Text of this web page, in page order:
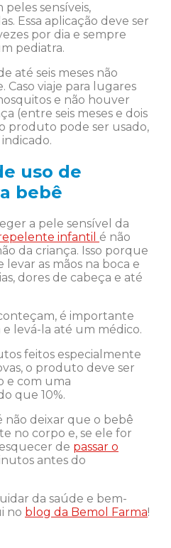
sensíveis,
Essa aplicação deve ser
por dia e sempre
pediatra.
até seis meses não
viaje para lugares
e não houver
(entre seis meses e dois
produto pode ser usado,
uso de
bebê
a pele sensível da
infantil é não
da criança. Isso porque
as mãos na boca e
dores de cabeça e até
é importante
e levá-la até um médico.
feitos especialmente
o produto deve ser
e com uma
que 10%.
não deixar que o bebê
no corpo e, se ele for
de passar o
antes do
da saúde e bem-
no blog da Bemol Farma!